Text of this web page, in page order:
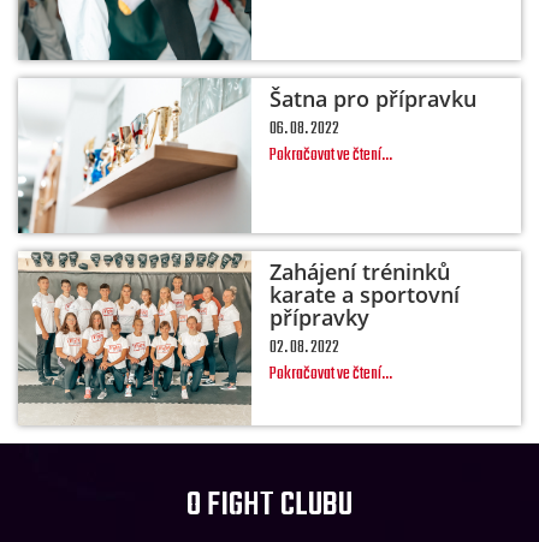
Šatna pro přípravku
06. 08. 2022
Pokračovat ve čtení...
Zahájení tréninků
karate a sportovní
přípravky
02. 08. 2022
Pokračovat ve čtení...
O FIGHT CLUBU